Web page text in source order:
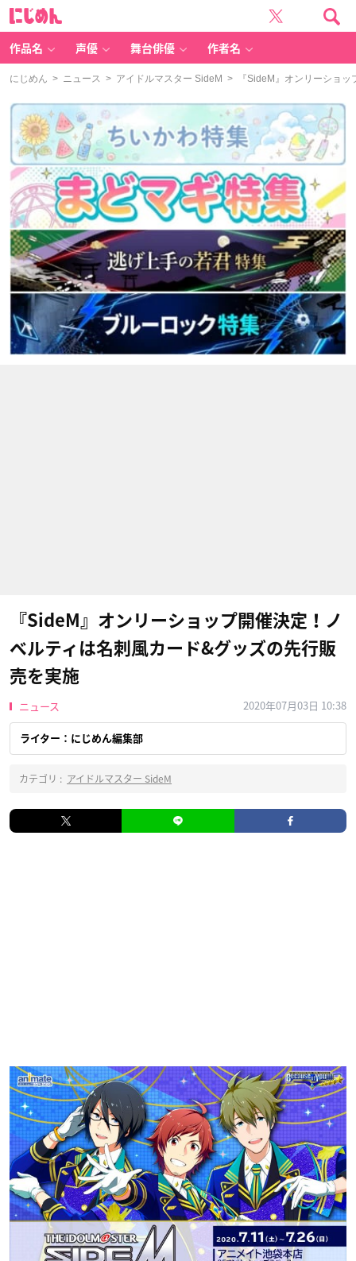
作品名 声優 舞台俳優 作者名
にじめん > ニュース > アイドルマスター SideM > 『SideM』オンリーショッ
『SideM』オンリーショップ開催決定！ノ
ベルティは名刺風カード&グッズの先行販
売を実施
ニュース 2020年07月03日 10:38
ライター：にじめん編集部
カテゴリ : アイドルマスター SideM